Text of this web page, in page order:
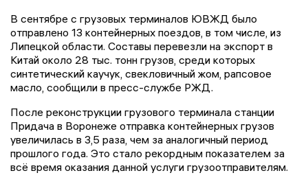
В сентябре с грузовых терминалов ЮВЖД было
отправлено 13 контейнерных поездов, в том числе, из
Липецкой области. Составы перевезли на экспорт в
Китай около 28 тыс. тонн грузов, среди которых
синтетический каучук, свекловичный жом, рапсовое
масло, сообщили в пресс-службе РЖД.
После реконструкции грузового терминала станции
Придача в Воронеже отправка контейнерных грузов
увеличилась в 3,5 раза, чем за аналогичный период
прошлого года. Это стало рекордным показателем за
всë время оказания данной услуги грузоотправителям.